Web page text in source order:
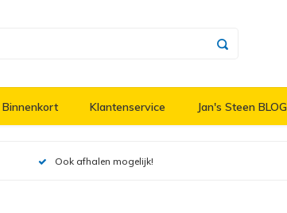
Binnenkort Klantenservice Jan's Steen BLOG
Ook afhalen mogelijk!